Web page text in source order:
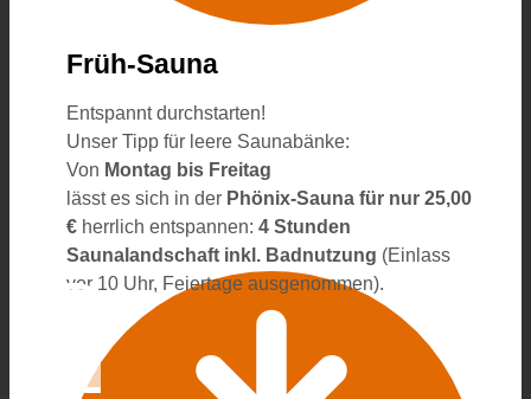
Früh-Sauna
Entspannt durchstarten!
Unser Tipp für leere Saunabänke:
Von Montag bis Freitag
lässt es sich in der Phönix-Sauna für nur 25,00
€ herrlich entspannen: 4 Stunden
Saunalandschaft inkl. Badnutzung (Einlass
vor 10 Uhr, Feiertage ausgenommen).